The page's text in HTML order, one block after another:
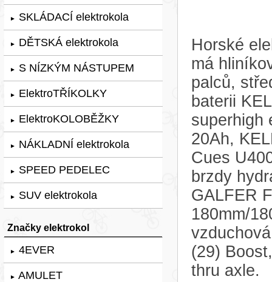
► SKLÁDACÍ elektrokola
► DĚTSKÁ elektrokola
► S NÍZKÝM NÁSTUPEM
► ElektroTŘÍKOLKY
► ElektroKOLOBĚŽKY
► NÁKLADNÍ elektrokola
► SPEED PEDELEC
► SUV elektrokola
Značky elektrokol
► 4EVER
► AMULET
Horské
má
palců,
baterii
superhigh
20Ah,
Cues
brzdy
GALFER
180mm/
(29)
thru axle.